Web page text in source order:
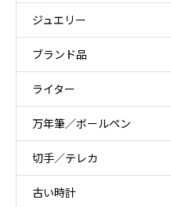
ジュエリー
ブランド品
ライター
万年筆／ボールペン
切手／テレカ
古い時計